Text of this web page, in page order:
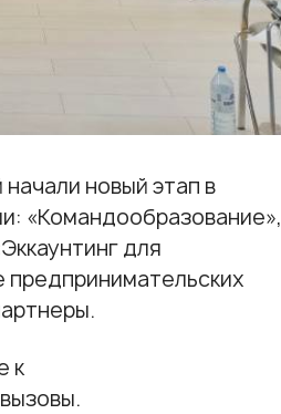
новый этап в
«Командообразование»,
для
к